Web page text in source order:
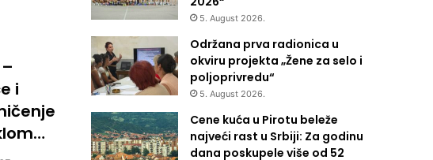
i
5. August 2026.
Održana prva radionica u
okviru projekta „Žene za selo i
poljoprivredu“
5. August 2026.
Cene kuća u Pirotu beleže
najveći rast u Srbiji: Za godinu
dana poskupele više od 52